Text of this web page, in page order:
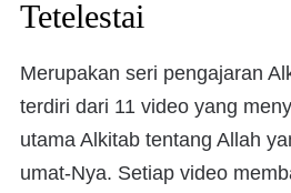
Tetelestai
Merupakan seri pengajaran
terdiri dari 11 video yang
utama Alkitab tentang Allah
umat-Nya. Setiap video